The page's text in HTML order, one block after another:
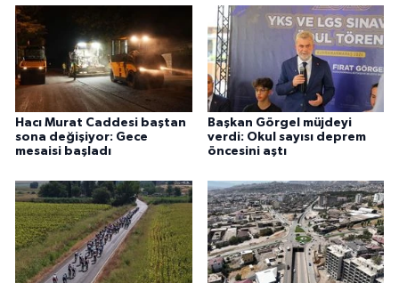
Hacı Murat Caddesi baştan
sona değişiyor: Gece
mesaisi başladı
Başkan Görgel müjdeyi
verdi: Okul sayısı deprem
öncesini aştı